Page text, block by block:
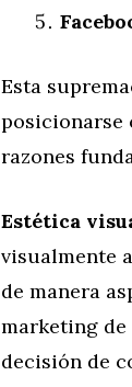
Esta
posicionarse
razones
Estética
visualmente
de manera
marketing
decisión de